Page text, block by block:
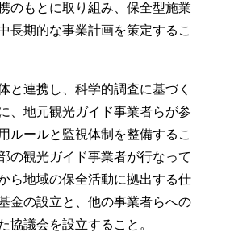
のもとに取り組み、保全型施業
長期的な事業計画を策定するこ
と連携し、科学的調査に基づく
、地元観光ガイド事業者らが参
ルールと監視体制を整備するこ
の観光ガイド事業者が行なって
ら地域の保全活動に拠出する仕
金の設立と、他の事業者らへの
協議会を設立すること。